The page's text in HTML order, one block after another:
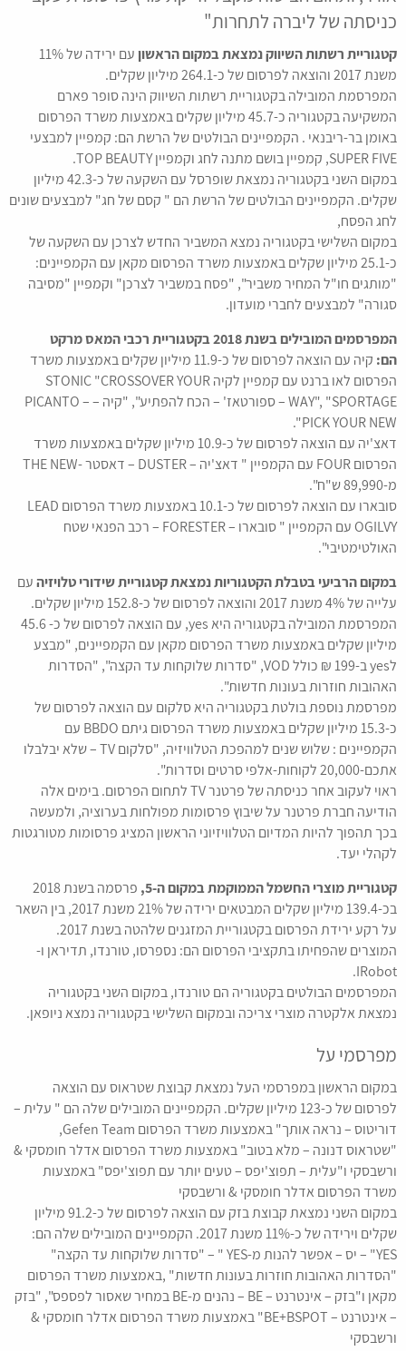
כניסתה של ליברה לתחרות"
קטגוריית רשתות השיווק נמצאת במקום הראשון
עם ירידה של 11%
משנת 2017 והוצאה לפרסום של כ-264.1 מיליון שקלים.
המפרסמת המובילה בקטגוריית רשתות השיווק הינה סופר פארם
המשקיעה בקטגוריה כ-45.7 מיליון שקלים באמצעות משרד הפרסום
באומן בר-ריבנאי . הקמפיינים הבולטים של הרשת הם: קמפיין למבצעי
SUPER FIVE, קמפיין בושם מתנה לחג וקמפיין TOP BEAUTY.
במקום השני בקטגוריה נמצאת שופרסל עם השקעה של כ-42.3 מיליון
שקלים. הקמפיינים הבולטים של הרשת הם " קסם של חג" למבצעים שונים
לחג הפסח,
במקום השלישי בקטגוריה נמצא המשביר החדש לצרכן עם השקעה של
כ-25.1 מיליון שקלים באמצעות משרד הפרסום מקאן עם הקמפיינים:
"מותגים חו"ל המחיר משביר", "פסח במשביר לצרכן" וקמפיין "מסיבה
סגורה" למבצעים לחברי מועדון.
המפרסמים המובילים בשנת 2018 בקטגוריית רכבי המאס מרקט
הם:
קיה עם הוצאה לפרסום של כ-11.9 מיליון שקלים באמצעות משרד
הפרסום לאו ברנט עם קמפיין לקיה STONIC "CROSSOVER YOUR
WAY", "SPORTAGE – ספורטאז' – הכח להפתיע", "קיה – PICANTO –
PICK YOUR NEW".
דאצ'יה עם הוצאה לפרסום של כ-10.9 מיליון שקלים באמצעות משרד
הפרסום FOUR עם הקמפיין " דאצ'יה – DUSTER – דאסטר -THE NEW
מ-89,990 ש"ח".
סובארו עם הוצאה לפרסום של כ-10.1 באמצעות משרד הפרסום LEAD
OGILVY עם הקמפיין " סובארו – FORESTER – רכב הפנאי שטח
האולטימטיבי".
במקום הרביעי בטבלת הקטגוריות נמצאת קטגוריית שידורי טלויזיהעם
עלייה של 4% משנת 2017 והוצאה לפרסום של כ-152.8 מיליון שקלים.
המפרסמת המובילה בקטגוריה היא yes, עם הוצאה לפרסום של כ- 45.6
מיליון שקלים באמצעות משרד הפרסום מקאן עם הקמפיינים, "מבצע
לyes ב-199 ₪ כולל VOD, "סדרות שלוקחות עד הקצה", "הסדרות
האהובות חוזרות בעונות חדשות".
מפרסמת נוספת בולטת בקטגוריה היא סלקום עם הוצאה לפרסום של
כ-15.3 מיליון שקלים באמצעות משרד הפרסום גיתם BBDO עם
הקמפיינים : שלוש שנים למהפכת הטלוויזיה, "סלקום TV – שלא יבלבלו
אתכם-20,000 לקוחות-אלפי סרטים וסדרות".
ראוי לעקוב אחר כניסתה של פרטנר TV לתחום הפרסום. בימים אלה
הודיעה חברת פרטנר על שיבוץ פרסומות מפולחות בערוציה, ולמעשה
בכך תהפוך להיות המדיום הטלוויזיוני הראשון המציג פרסומות מטורגטות
לקהלי יעד.
קטגוריית מוצרי החשמל הממוקמת במקום ה-5,
פרסמה בשנת 2018
בכ-139.4 מיליון שקלים המבטאים ירידה של 21% משנת 2017, בין השאר
על רקע ירידת הפרסום בקטגוריית המזגנים שלהטה בשנת 2017.
המוצרים שהפחיתו בתקציבי הפרסום הם: נספרסו, טורנדו, תדיראן ו-
IRobot.
המפרסמים הבולטים בקטגוריה הם טורנדו, במקום השני בקטגוריה
נמצאת אלקטרה מוצרי צריכה ובמקום השלישי בקטגוריה נמצא ניופאן.
מפרסמי על
במקום הראשון במפרסמי העל נמצאת קבוצת שטראוס עם הוצאה
לפרסום של כ-123 מיליון שקלים. הקמפיינים המובילים שלה הם " עלית –
דוריטוס – נראה אותך" באמצעות משרד הפרסום Gefen Team,
"שטראוס דנונה – מלא בטוב" באמצעות משרד הפרסום אדלר חומסקי &
ורשבסקי ו"עלית – תפוצ'יפס – טעים יותר עם תפוצ'יפס" באמצעות
משרד הפרסום אדלר חומסקי & ורשבסקי
במקום השני נמצאת קבוצת בזק עם הוצאה לפרסום של כ-91.2 מיליון
שקלים וירידה של כ-11% משנת 2017. הקמפיינים המובילים שלה הם:
YES" – יס – אפשר להנות מ-YES " – "סדרות שלוקחות עד הקצה"
"הסדרות האהובות חוזרות בעונות חדשות" ,באמצעות משרד הפרסום
מקאן ו"בזק – אינטרנט – BE – נהנים מ-BE במחיר שאסור לפספס", "בזק
– אינטרנט – BE+BSPOT" באמצעות משרד הפרסום אדלר חומסקי &
ורשבסקי